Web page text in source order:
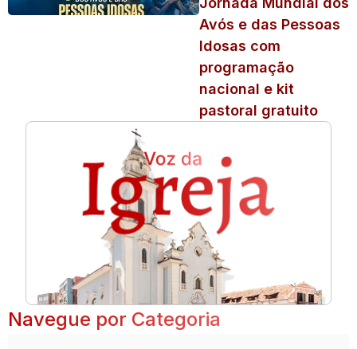
Avós e das Pessoas
Idosas com
programação
nacional e kit
pastoral gratuito
Navegue por Categoria